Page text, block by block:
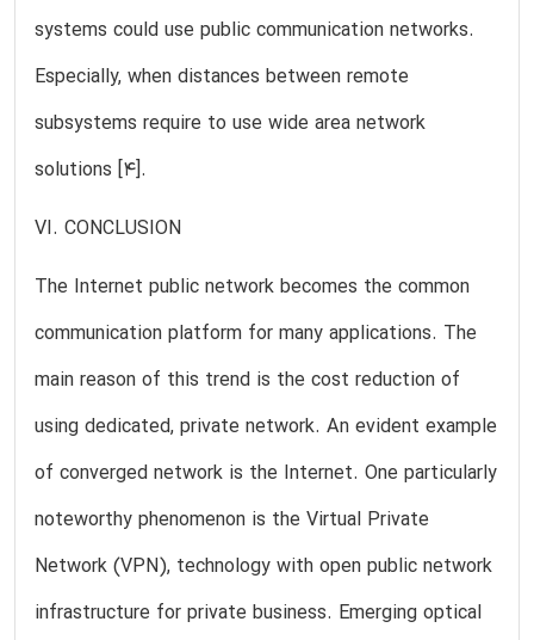
systems could use public communication networks.
Especially, when distances between remote
subsystems require to use wide area network
solutions [4].
VI. CONCLUSION
The Internet public network becomes the common
communication platform for many applications. The
main reason of this trend is the cost reduction of
using dedicated, private network. An evident example
of converged network is the Internet. One particularly
noteworthy phenomenon is the Virtual Private
Network (VPN), technology with open public network
infrastructure for private business. Emerging optical